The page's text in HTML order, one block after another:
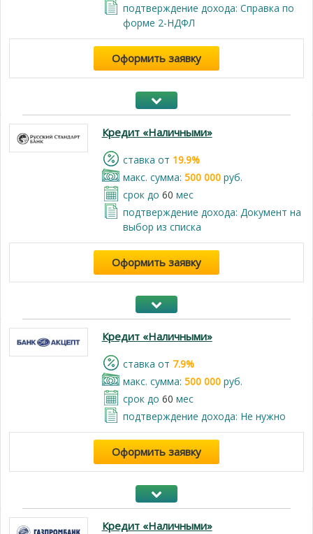
подтверждение дохода: Справка по
форме 2-НДФЛ
Оформить заявку
Кредит «Наличными»
cтавка от 19.9%
макс. сумма: 500 000руб.
срок до 60 мес
подтверждение дохода: Документ на
выбор из списка
Оформить заявку
Кредит «Наличными»
cтавка от 7.9%
макс. сумма: 500 000руб.
срок до 60 мес
подтверждение дохода: Не нужно
Оформить заявку
Кредит «Наличными»